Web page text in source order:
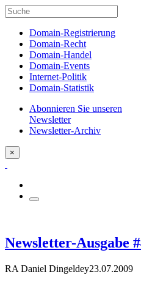
Domain-Registrierung
Domain-Recht
Domain-Handel
Domain-Events
Internet-Politik
Domain-Statistik
Abonnieren Sie unseren
Newsletter
Newsletter-Archiv
×
Newsletter-Ausgabe
RA Daniel Dingeldey23.07.2009